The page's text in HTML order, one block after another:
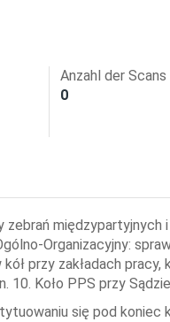
Anzahl der Scans
0
zebrań międzypartyjnych
Organizacyjny:
kół przy zakładach
10. Koło PPS przy
się pod koniec